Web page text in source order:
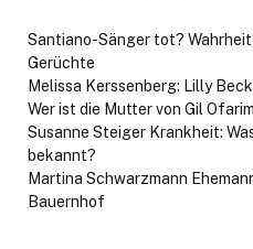
Santiano-Sänger tot?
Gerüchte
Melissa Kerssenberg: Lilly
Wer ist die Mutter von Gil
Susanne Steiger Krankheit:
bekannt?
Martina Schwarzmann
Bauernhof